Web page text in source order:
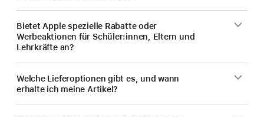
Bietet Apple spezielle Rabatte oder
Werbeaktionen für Schüler:innen, Eltern und
Lehrkräfte an?
Welche Lieferoptionen gibt es, und wann
erhalte ich meine Artikel?